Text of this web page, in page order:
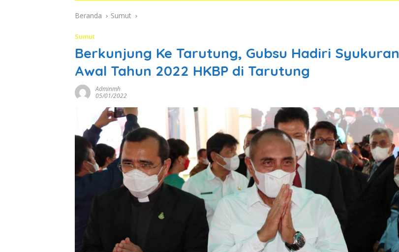
Beranda Sumut
Sumut
Berkunjung Ke Tarutung, Gubsu Hadiri Syukuran
Awal Tahun 2022 HKBP di Tarutung
Adminmh
05/01/2022